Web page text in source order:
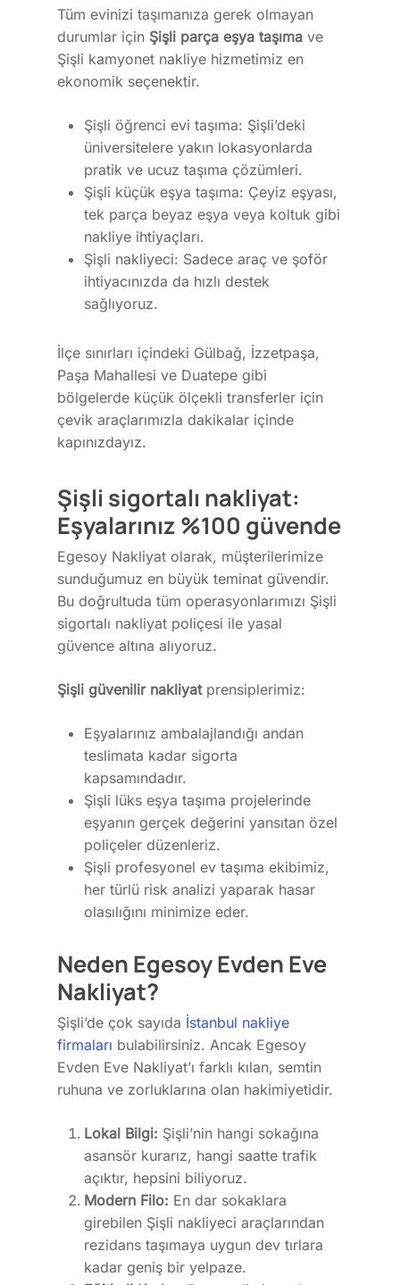
Tüm evinizi taşımanıza gerek olmayan
durumlar için Şişli parça eşya taşıma ve
Şişli kamyonet nakliye hizmetimiz en
ekonomik seçenektir.
Şişli öğrenci evi taşıma: Şişli’deki
üniversitelere yakın lokasyonlarda
pratik ve ucuz taşıma çözümleri.
Şişli küçük eşya taşıma: Çeyiz eşyası,
tek parça beyaz eşya veya koltuk gibi
nakliye ihtiyaçları.
Şişli nakliyeci: Sadece araç ve şoför
ihtiyacınızda da hızlı destek
sağlıyoruz.
İlçe sınırları içindeki Gülbağ, İzzetpaşa,
Paşa Mahallesi ve Duatepe gibi
bölgelerde küçük ölçekli transferler için
çevik araçlarımızla dakikalar içinde
kapınızdayız.
Şişli sigortalı nakliyat:
Eşyalarınız %100 güvende
Egesoy Nakliyat olarak, müşterilerimize
sunduğumuz en büyük teminat güvendir.
Bu doğrultuda tüm operasyonlarımızı Şişli
sigortalı nakliyat poliçesi ile yasal
güvence altına alıyoruz.
Şişli güvenilir nakliyatprensiplerimiz:
Eşyalarınız ambalajlandığı andan
teslimata kadar sigorta
kapsamındadır.
Şişli lüks eşya taşıma projelerinde
eşyanın gerçek değerini yansıtan özel
poliçeler düzenleriz.
Şişli profesyonel ev taşıma ekibimiz,
her türlü risk analizi yaparak hasar
olasılığını minimize eder.
Neden Egesoy Evden Eve
Nakliyat?
Şişli’de çok sayıda İstanbul nakliye
firmaları bulabilirsiniz. Ancak Egesoy
Evden Eve Nakliyat’ı farklı kılan, semtin
ruhuna ve zorluklarına olan hakimiyetidir.
Lokal Bilgi: Şişli’nin hangi sokağına
asansör kurarız, hangi saatte trafik
açıktır, hepsini biliyoruz.
Modern Filo: En dar sokaklara
girebilen Şişli nakliyeci araçlarından
rezidans taşımaya uygun dev tırlara
kadar geniş bir yelpaze.